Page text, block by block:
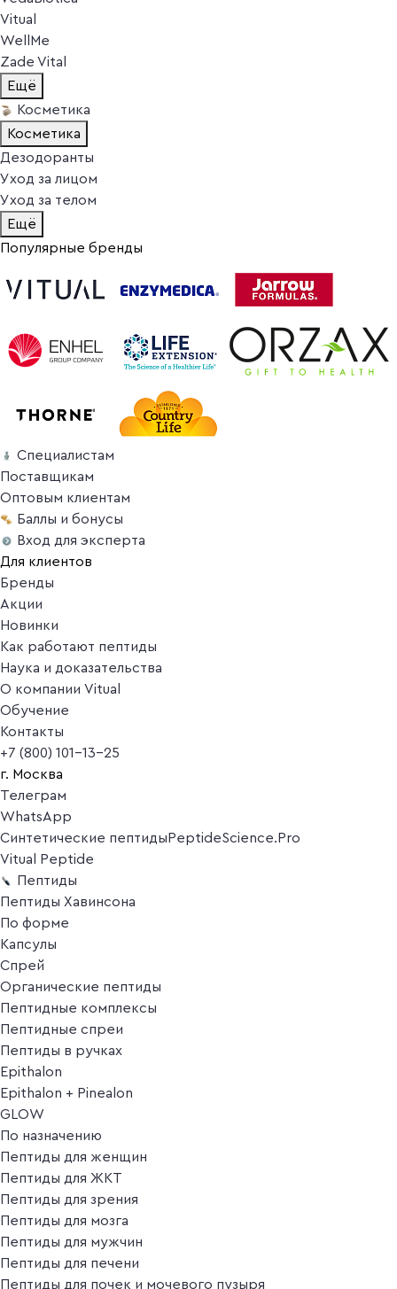
Vitual
WellMe
Zade Vital
Ещё
Косметика
Косметика
Дезодоранты
Уход за лицом
Уход за телом
Ещё
Популярные бренды
Специалистам
Поставщикам
Оптовым клиентам
Баллы и бонусы
Вход для эксперта
Для клиентов
Бренды
Акции
Новинки
Как работают пептиды
Наука и доказательства
О компании Vitual
Обучение
Контакты
+7 (800) 101-13-25
г. Москва
Телеграм
WhatsApp
Синтетические пептиды PeptideScience.Pro
Vitual Peptide
Пептиды
Пептиды Хавинсона
По форме
Капсулы
Спрей
Органические пептиды
Пептидные комплексы
Пептидные спреи
Пептиды в ручках
Epithalon
Epithalon + Pinealon
GLOW
По назначению
Пептиды для женщин
Пептиды для ЖКТ
Пептиды для зрения
Пептиды для мозга
Пептиды для мужчин
Пептиды для печени
Пептиды для почек и мочевого пузыря